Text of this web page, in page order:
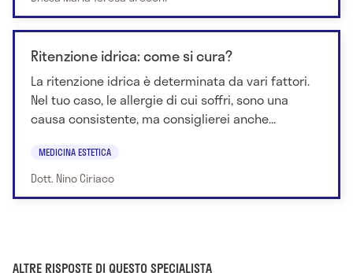
Ritenzione idrica: come si cura?
La ritenzione idrica è determinata da vari fattori.
Nel tuo caso, le allergie di cui soffri, sono una
causa consistente, ma consiglierei anche...
MEDICINA ESTETICA
Dott. Nino Ciriaco
ALTRE RISPOSTE DI QUESTO SPECIALISTA